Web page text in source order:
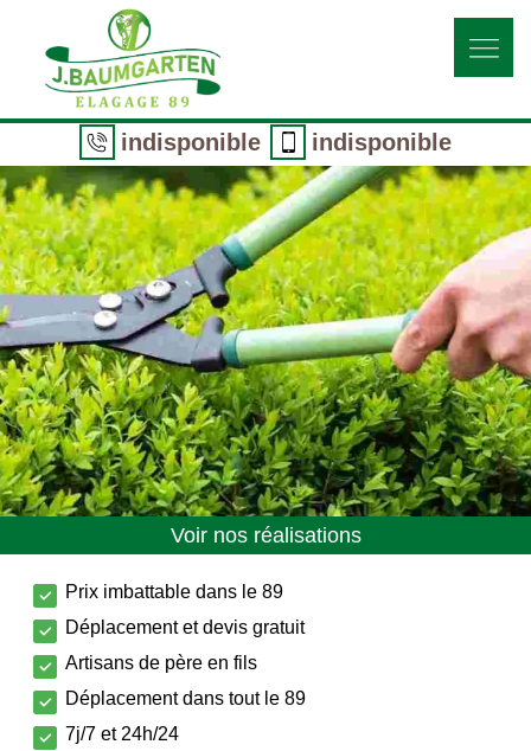
indisponible indisponible
Voir nos réalisations
Prix imbattable dans le 89
Déplacement et devis gratuit
Artisans de père en fils
Déplacement dans tout le 89
7j/7 et 24h/24